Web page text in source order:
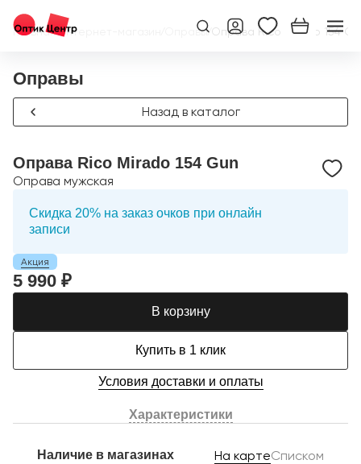
Главная/Интернет-магазин Оправы/Оправа Rico Mirado 154
Оправы
Назад в каталог
Оправа Rico Mirado 154 Gun
Оправа мужская
Скидка 20% на заказ очков при онлайн
записи
Акция
5 990 ₽
В корзину
Купить в 1 клик
Условия доставки и оплаты
Характеристики
Наличие в магазинах На картеСписком